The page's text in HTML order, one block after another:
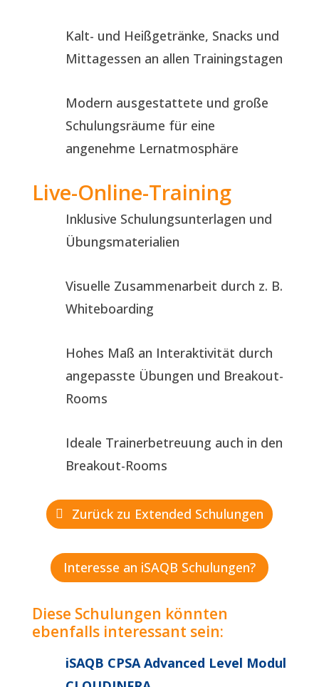
Kalt- und Heißgetränke, Snacks und
Mittagessen an allen Trainingstagen
Modern ausgestattete und große
Schulungsräume für eine
angenehme Lernatmosphäre
Live-Online-Training
Inklusive Schulungsunterlagen und
Übungsmaterialien
Visuelle Zusammenarbeit durch z. B.
Whiteboarding
Hohes Maß an Interaktivität durch
angepasste Übungen und Breakout-
Rooms
Ideale Trainerbetreuung auch in den
Breakout-Rooms
Zurück zu Extended Schulungen
Interesse an iSAQB Schulungen?
Diese Schulungen könnten
ebenfalls interessant sein:
iSAQB CPSA Advanced Level Modul